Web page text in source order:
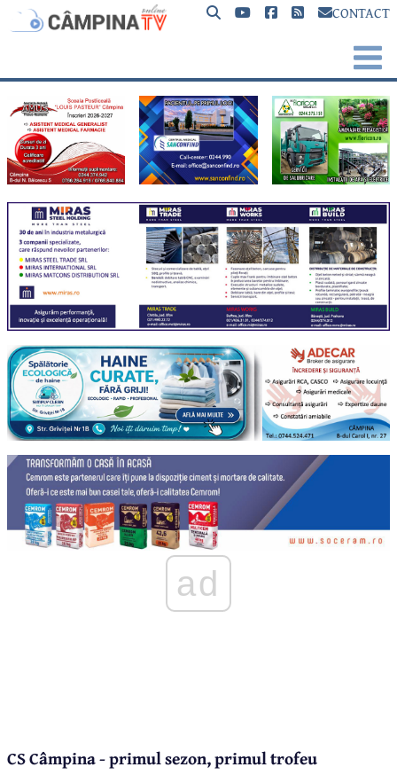
CONTACT
ad
CS Câmpina - primul sezon, primul trofeu